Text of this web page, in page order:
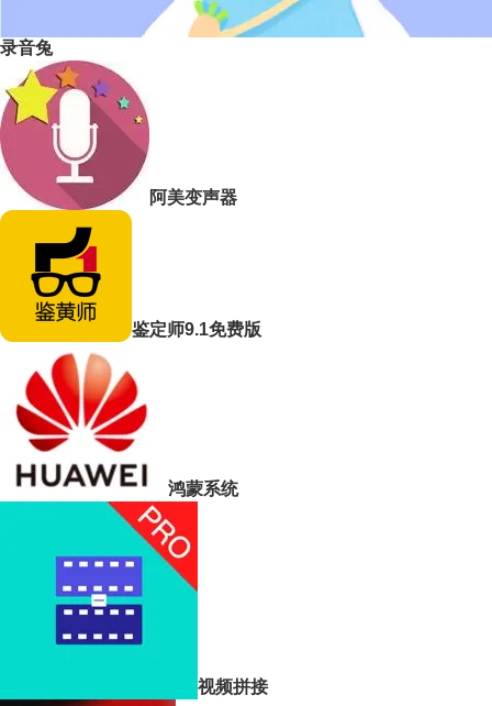
录音兔
阿美变声器
鉴定师9.1免费版
鸿蒙系统
视频拼接